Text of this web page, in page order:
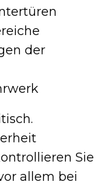
der
Sie
allem bei